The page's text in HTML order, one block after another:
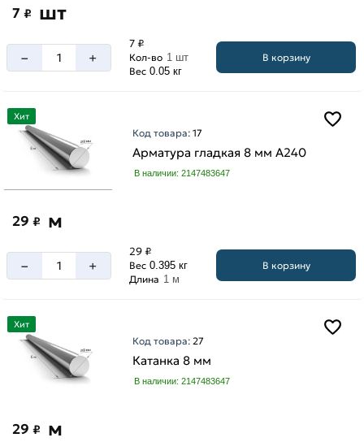
7 ₽ шт
– +
7 ₽
Кол-во 1 шт
Вес 0.05 кг
В корзину
Хит
Код товара:17
Арматура гладкая 8 мм A240
В наличии: 2147483647
29 ₽ м
– +
29 ₽
Вес 0.395 кг
Длина 1 м
В корзину
Хит
Код товара: 27
Катанка 8 мм
В наличии: 2147483647
29 ₽ м